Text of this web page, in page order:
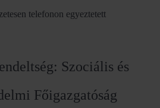
telefonon egyeztetett
Szociális és
Főigazgatóság